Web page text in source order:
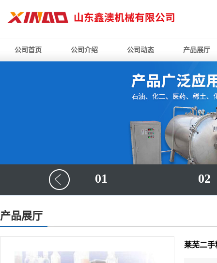
公司首页 公司介绍 公司动态 产品展厅
01 02
产品展厅
莱芜二手